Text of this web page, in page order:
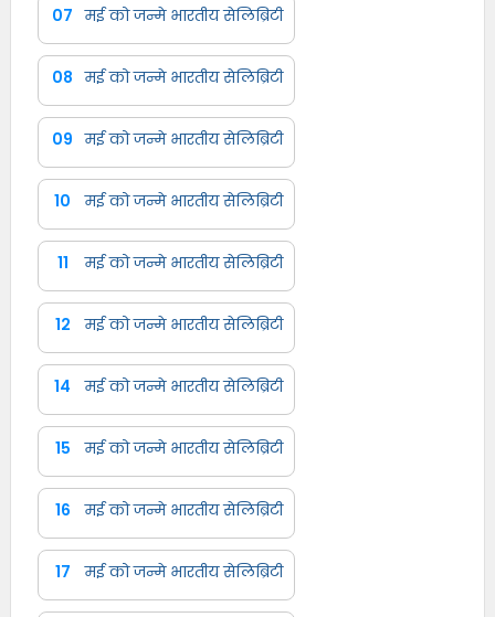
07 मई को जन्मे भारतीय सेलिब्रिटी
08 मई को जन्मे भारतीय सेलिब्रिटी
09 मई को जन्मे भारतीय सेलिब्रिटी
10 मई को जन्मे भारतीय सेलिब्रिटी
11 मई को जन्मे भारतीय सेलिब्रिटी
12 मई को जन्मे भारतीय सेलिब्रिटी
14 मई को जन्मे भारतीय सेलिब्रिटी
15 मई को जन्मे भारतीय सेलिब्रिटी
16 मई को जन्मे भारतीय सेलिब्रिटी
17 मई को जन्मे भारतीय सेलिब्रिटी